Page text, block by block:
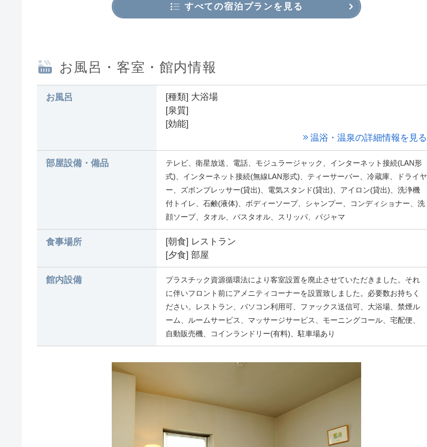
すべての宿泊プランを見る
お風呂・客室・館内情報
お風呂
[種類] 大浴場
[泉質]
[効能]
温浴・温泉の詳細情報を見る
部屋設備・備品
テレビ、衛星放送、電話、モジュラージャック、インターネット接続(LAN形
式)、インターネット接続(無線LAN形式)、ティーサーバー、冷蔵庫、ドライヤ
ー、ズボンプレッサー(貸出)、電気スタンド(貸出)、アイロン(貸出)、洗浄機
付トイレ、石鹸(液体)、ボディーソープ、シャンプー、コンディショナー、洗
顔ソープ、タオル、バスタオル、スリッパ、パジャマ
食事場所
[朝食] レストラン
[夕食] 部屋
館内設備
プラスチック資源循環法により客室設置を廃止させていただきました。それ
に伴いフロント前にアメニティコーナーを設置致しました。必要数お持ちく
ださい。レストラン、パソコン利用可、ファックス送信可、大浴場、禁煙ル
ーム、ルームサービス、マッサージサービス、モーニングコール、宅配便、
自動販売機、コインランドリー(有料)、駐車場あり